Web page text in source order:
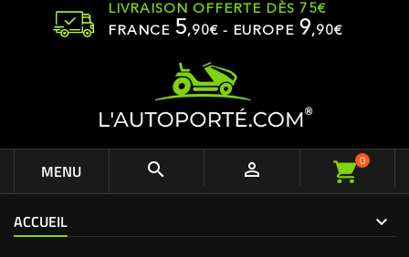
LIVRAISON OFFERTE DÈS 75€
FRANCE 5,90€ - EUROPE 9,90€
MENU   0
ACCUEIL